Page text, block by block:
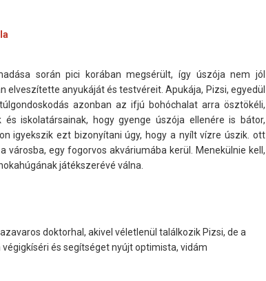
során pici korában megsérült, így úszója nem jól
elveszítette anyukáját és testvéreit. Apukája, Pizsi, egyedül
azonban az ifjú bohóchalat arra ösztökéli,
és iskolatársainak, hogy gyenge úszója ellenére is bátor,
igyekszik ezt bizonyítani úgy, hogy a nyílt vízre úszik. ott
városba, egy fogorvos akváriumába kerül. Menekülnie kell,
játékszerévé válna.
doktorhal, akivel véletlenül találkozik Pizsi, de a
és segítséget nyújt optimista, vidám